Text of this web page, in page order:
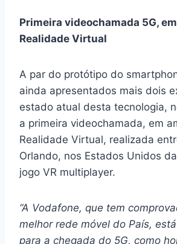
Primeira videochamada 5G,
Realidade Virtual
A par do protótipo do
ainda apresentados mais dois
estado atual desta tecnologia,
a primeira videochamada, em
Realidade Virtual, realizada
Orlando, nos Estados Unidos
jogo VR multiplayer.
“A Vodafone, que tem
melhor rede móvel do País,
para a chegada do 5G, como